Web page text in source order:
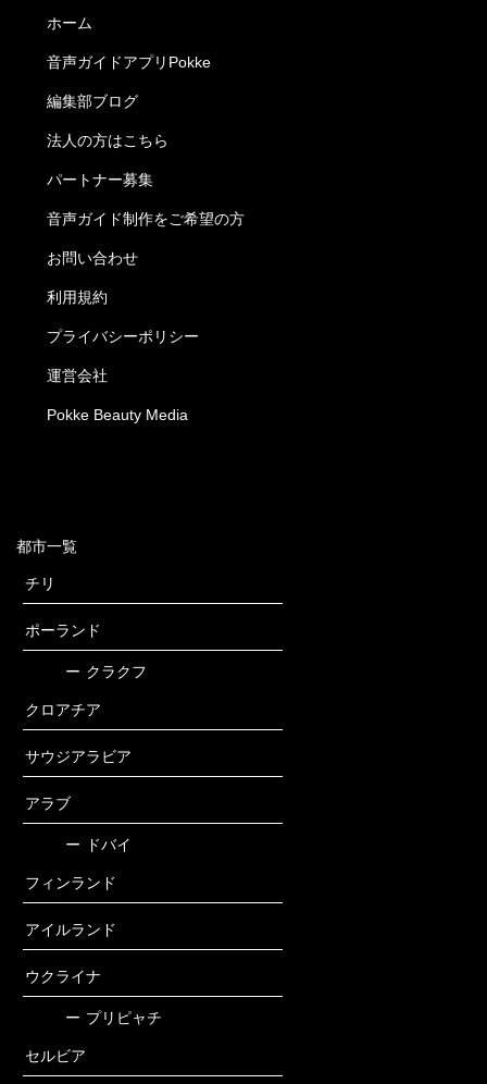
ホーム
音声ガイドアプリPokke
編集部ブログ
法人の方はこちら
パートナー募集
音声ガイド制作をご希望の方
お問い合わせ
利用規約
プライバシーポリシー
運営会社
Pokke Beauty Media
都市一覧
チリ
ポーランド
ー クラクフ
クロアチア
サウジアラビア
アラブ
ー ドバイ
フィンランド
アイルランド
ウクライナ
ー プリピャチ
セルビア